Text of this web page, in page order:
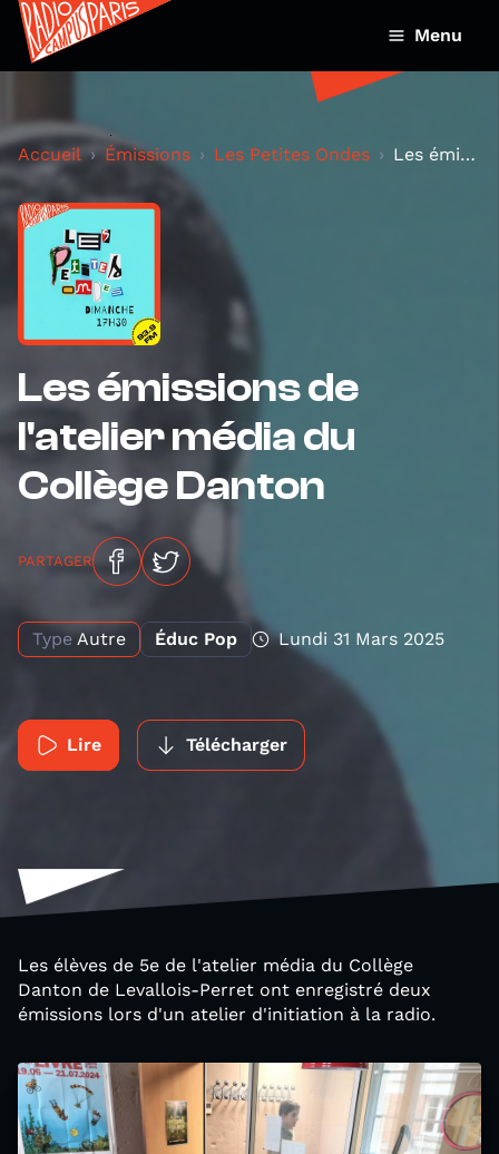
Menu
Accueil Émissions Les Petites Ondes Les émissions de l'atelier média du Collège Danton
Les émissions de
l'atelier média du
Collège Danton
PARTAGER
Type Autre Éduc Pop Lundi 31 Mars 2025
Lire Télécharger
Les élèves de 5e de l'atelier média du Collège
Danton de Levallois-Perret ont enregistré deux
émissions lors d'un atelier d'initiation à la radio.